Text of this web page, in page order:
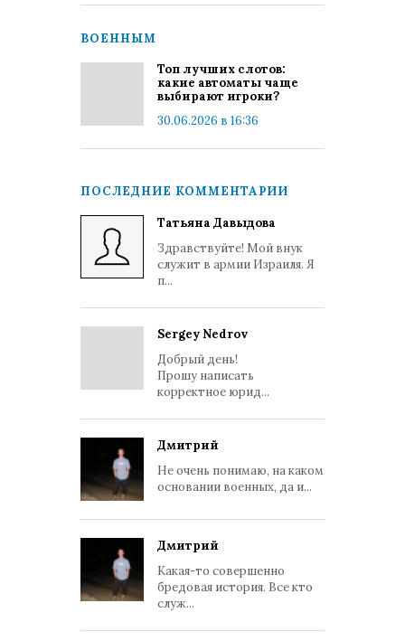
ВОЕННЫМ
Топ лучших слотов:
какие автоматы чаще
выбирают игроки?
30.06.2026 в 16:36
ПОСЛЕДНИЕ КОММЕНТАРИИ
Татьяна Давыдова
Здравствуйте! Мой внук
служит в армии Израиля. Я
п...
Sergey Nedrov
Добрый день!
Прошу написать
корректное юрид...
Дмитрий
Не очень понимаю, на каком
основании военных, да и...
Дмитрий
Какая-то совершенно
бредовая история. Все кто
служ...